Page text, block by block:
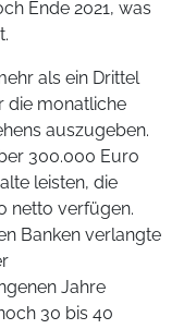
Ende 2021, was
als ein Drittel
die monatliche
auszugeben.
300.000 Euro
leisten, die
netto verfügen.
Banken verlangte
Jahre
30 bis 40